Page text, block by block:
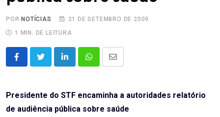
POR NOTÍCIAS
21 DE SETEMBRO DE 2009
1 MIN. DE LEITURA
LinkedInWhatsappShare
Presidente do STF encaminha a autoridades relatório
de audiência pública sobre saúde